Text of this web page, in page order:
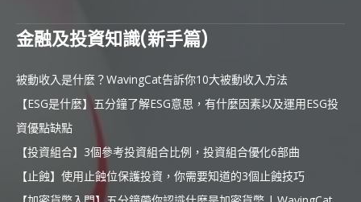
金融及投資知識(新手篇)
被動收入是什麼？WavingCat告訴你10大被動收入方法
【ESG是什麼】五分鐘了解ESG意思，有什麼因素以及運用ESG投
資優點缺點
【投資組合】3個參考投資組合比例，投資組合優化6部曲
【止蝕】使用止蝕位保護投資，你需要知道的3個止蝕技巧